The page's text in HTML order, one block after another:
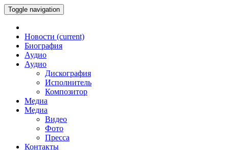
Toggle navigation
Новости (current)
Биография
Аудио
Аудио
Дискография
Исполнитель
Композитор
Медиа
Медиа
Видео
Фото
Пресса
Контакты